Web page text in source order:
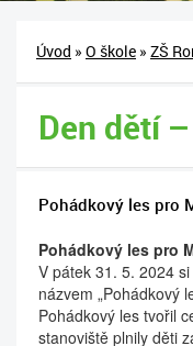
Úvod » O škole » ZŠ
Den dětí
Pohádkový les pro
Pohádkový les pro
V pátek 31. 5. 2024
názvem „Pohádkový
Pohádkový les tvořil
stanoviště plnily děti